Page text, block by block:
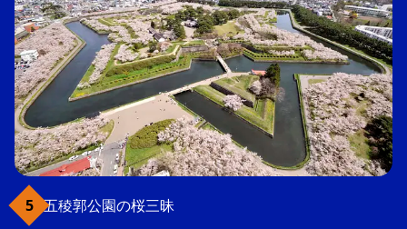
五稜郭公園の桜三昧